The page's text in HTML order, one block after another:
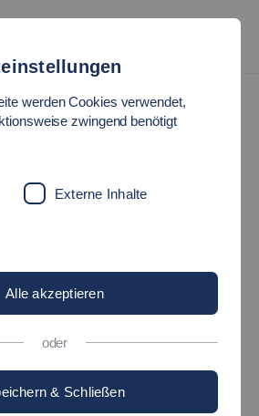
IM
UND
werden Cookies verwendet,
zwingend benötigt
Externe Inhalte
Alle akzeptieren
oder
& Schließen